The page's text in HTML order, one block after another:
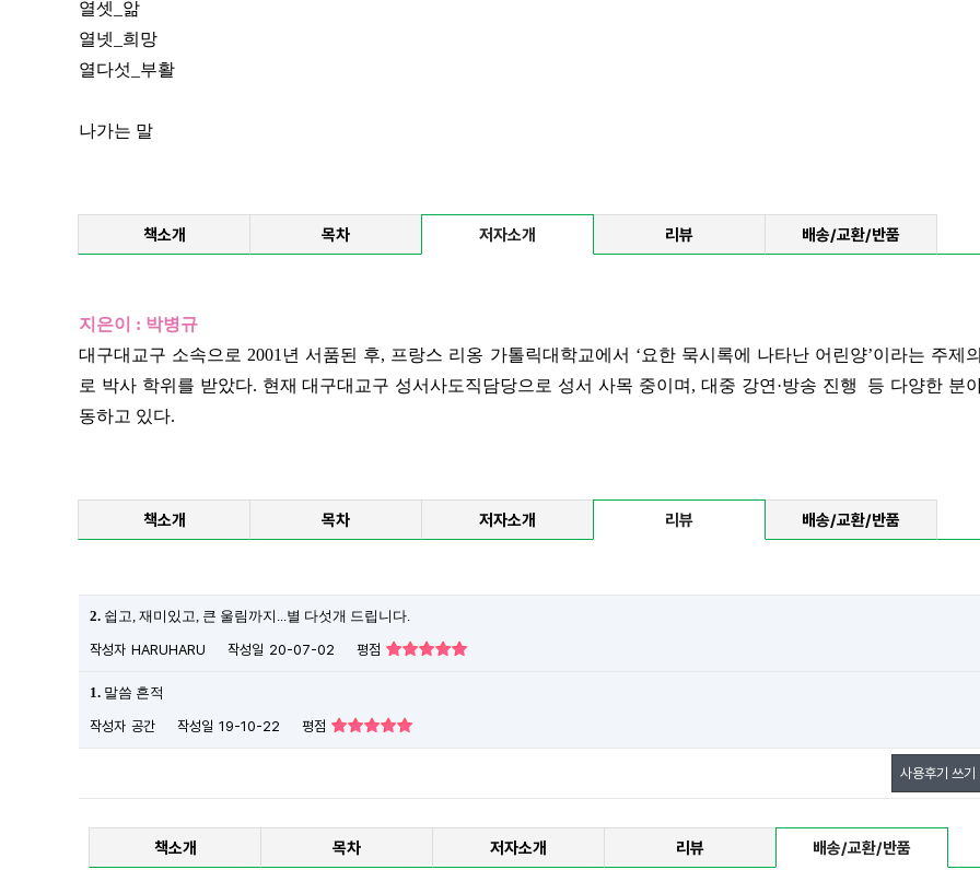
열셋_앎
열넷_희망
열다섯_부활
나가는 말
책소개 목차 저자소개 리뷰 배송/교환/반품
지은이 : 박병규
대구대교구 소속으로 2001년 서품된 후, 프랑스 리옹 가톨릭대학교에서 ‘요한 묵시록에 나타난 어린양’이라는 주제
로 박사 학위를 받았다. 현재 대구대교구 성서사도직담당으로 성서 사목 중이며, 대중 강연·방송 진행 등 다양한 분
동하고 있다.
책소개 목차 저자소개 리뷰 배송/교환/반품
2. 쉽고, 재미있고, 큰 울림까지...별 다섯개 드립니다.
작성자 HARUHARU 작성일 20-07-02 평점
1. 말씀 흔적
작성자 공간 작성일 19-10-22 평점
사용후기 쓰기
책소개 목차 저자소개 리뷰 배송/교환/반품